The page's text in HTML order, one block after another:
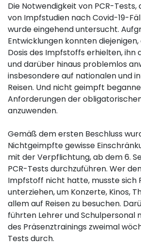
Die Notwendigkeit von PCR-Tests,
von Impfstudien nach Covid-19-
wurde eingehend untersucht.
Entwicklungen konnten
Dosis des Impfstoffs erhielten, ihn
und darüber hinaus problemlos
insbesondere auf nationalen und
Reisen. Und nicht geimpft
Anforderungen der
anzuwenden.
Gemäß dem ersten Beschluss
Nichtgeimpfte gewisse
mit der Verpflichtung, ab dem 6.
PCR-Tests durchzuführen. Wer
Impfstoff nicht hatte, musste sich
unterziehen, um Konzerte, Kinos,
allem auf Reisen zu besuchen.
führten Lehrer und Schulpersonal
des Präsenztrainings zweimal
Tests durch.